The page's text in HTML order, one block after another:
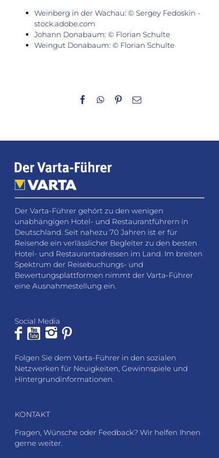
Weinberg in der Wachau: © Sergey Fedoskin -
stock.adobe.com
Johann Donabaum: © Florian Schulte
Weingut Donabaum: © Florian Schulte
Facebook
WhatsApp
Pinterest
E-
Der Varta-Führer gehört zu den wenigen
unabhängigen Hotel- und Restaurantführern in
Deutschland. Seit nahezu 70 Jahren ist er für
Reisende ein verlässlicher Begleiter zu den besten
Hotel- und Restaurantadressen im Land. Im breiten
Spektrum der Reisebuchungs- und
Bewertungsplattformen nimmt der Varta-Führer
eine Ausnahmestellung ein.
Social Media
Folgen Sie dem Varta-Führer in den sozialen
Netzwerken für Neuigkeiten, Gewinnspiele und
Hintergrundinformationen.
KONTAKT
Fragen, Wünsche oder Feedback? Wir helfen Ihnen
gerne weiter.